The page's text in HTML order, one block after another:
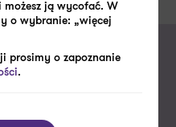
usługi
ją wycofać. W
o wybranie: „więcej
prosimy o zapoznanie
.